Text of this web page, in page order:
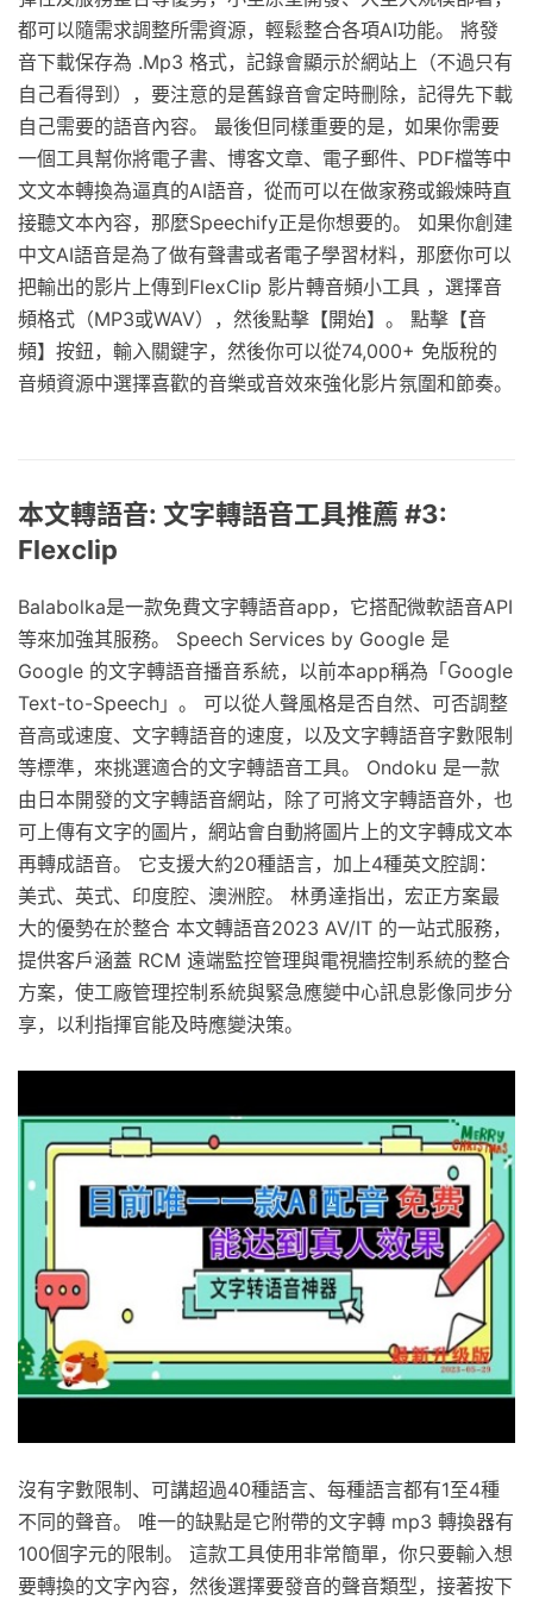
都可以隨需求調整所需資源，輕鬆整合各項AI功能。 將發
音下載保存為 .Mp3 格式，記錄會顯示於網站上（不過只有
自己看得到），要注意的是舊錄音會定時刪除，記得先下載
自己需要的語音內容。 最後但同樣重要的是，如果你需要
一個工具幫你將電子書、博客文章、電子郵件、PDF檔等中
文文本轉換為逼真的AI語音，從而可以在做家務或鍛煉時直
接聽文本內容，那麼Speechify正是你想要的。 如果你創建
中文AI語音是為了做有聲書或者電子學習材料，那麼你可以
把輸出的影片上傳到FlexClip 影片轉音頻小工具 ，選擇音
頻格式（MP3或WAV），然後點擊【開始】。 點擊【音
頻】按鈕，輸入關鍵字，然後你可以從74,000+ 免版稅的
音頻資源中選擇喜歡的音樂或音效來強化影片氛圍和節奏。
本文轉語音: 文字轉語音工具推薦 #3:
Flexclip
Balabolka是一款免費文字轉語音app，它搭配微軟語音API
等來加強其服務。 Speech Services by Google 是
Google 的文字轉語音播音系統，以前本app稱為「Google
Text-to-Speech」。 可以從人聲風格是否自然、可否調整
音高或速度、文字轉語音的速度，以及文字轉語音字數限制
等標準，來挑選適合的文字轉語音工具。 Ondoku 是一款
由日本開發的文字轉語音網站，除了可將文字轉語音外，也
可上傳有文字的圖片，網站會自動將圖片上的文字轉成文本
再轉成語音。 它支援大約20種語言，加上4種英文腔調：
美式、英式、印度腔、澳洲腔。 林勇達指出，宏正方案最
大的優勢在於整合 本文轉語音2023 AV/IT 的一站式服務，
提供客戶涵蓋 RCM 遠端監控管理與電視牆控制系統的整合
方案，使工廠管理控制系統與緊急應變中心訊息影像同步分
享，以利指揮官能及時應變決策。
沒有字數限制、可講超過40種語言、每種語言都有1至4種
不同的聲音。 唯一的缺點是它附帶的文字轉 mp3 轉換器有
100個字元的限制。 這款工具使用非常簡單，你只要輸入想
要轉換的文字內容，然後選擇要發音的聲音類型，接著按下